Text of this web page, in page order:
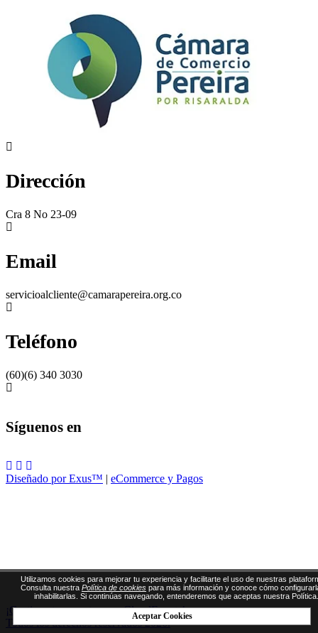
Dirección
Cra 8 No 23-09
Email
servicioalcliente@camarapereira.org.co
Teléfono
(60)(6) 340 3030
Síguenos en
Diseñado por Exus™ | eCommerce y Pagos
¡Gestiona tus eventos con CloudEvents!
Todos los derechos reservados 2026.
Utilizamos cookies para mejorar tu experiencia y facilitarte el uso de nuestras
Consulta nuestra Política de cookies para más información y conoce cómo
inhabilitarlas. Si continúas navegando, entenderemos que aceptas nuestra Política.
Aceptar Cookies